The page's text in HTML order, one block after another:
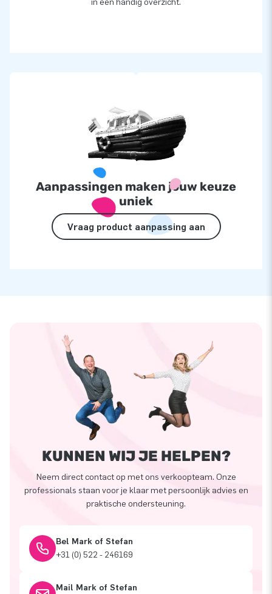
in een handig overzicht.
Aanpassingen maken jouw keuze
uniek
Vraag product aanpassing aan
KUNNEN WIJ JE HELPEN?
Neem direct contact op met ons verkoopteam. Onze
professionals staan voor je klaar met persoonlijk advies en
praktische ondersteuning.
Bel Mark of Stefan
+31 (0) 522 - 246169
Mail Mark of Stefan